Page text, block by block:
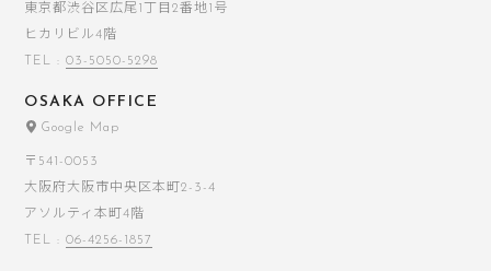
東京都渋谷区広尾1丁目2番地1号
ヒカリビル4階
TEL :03-5050-5298
OSAKA OFFICE
Google Map
〒541-0053
大阪府大阪市中央区本町2-3-4
アソルティ本町4階
TEL :06-4256-1857